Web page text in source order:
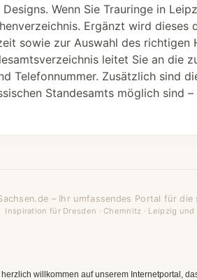
Wenn Sie Trauringe in
Ergänzt wird dieses
sowie zur Auswahl des
leitet Sie an die
Telefonnummer. Zusätzlich sind
Standesamts möglich sind
– Ihr umfassendes Portal für
Inspiration für Dresden · Chemnitz · Leipzig und
willkommen auf unserem Internetportal,